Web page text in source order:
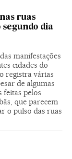
ruas
dia
manifestações
cidades do
registra várias
de algumas
feitas pelos
que parecem
o pulso das ruas